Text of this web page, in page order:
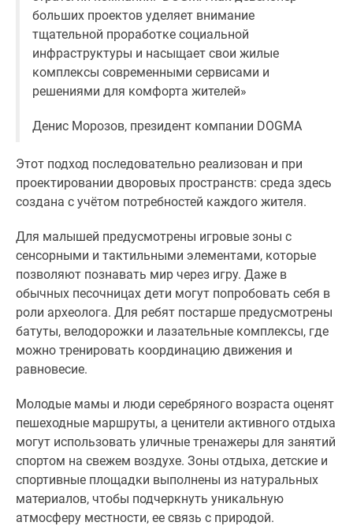
более
Готовые
новостройки
комнатные
ипотека
Новостройки
Санкт-
Петербурга
Видеообзор
новостроек
Семейная
ипотека
рынка
Панорамы
новостроек
комнатные
Субсидированная
застройщиком
Мнение
эксперта
Студии
Ипотечный
больших проектов уделяет внимание
тщательной проработке социальной
инфраструктуры и насыщает свои жилые
комплексы современными сервисами и
решениями для комфорта жителей»
Денис Морозов, президент компании DOGMA
Этот подход последовательно реализован и при
проектировании дворовых пространств: среда здесь
создана с учётом потребностей каждого жителя.
Для малышей предусмотрены игровые зоны с
сенсорными и тактильными элементами, которые
позволяют познавать мир через игру. Даже в
обычных песочницах дети могут попробовать себя в
роли археолога. Для ребят постарше предусмотрены
батуты, велодорожки и лазательные комплексы, где
можно тренировать координацию движения и
равновесие.
Молодые мамы и люди серебряного возраста оценят
пешеходные маршруты, а ценители активного отдыха
могут использовать уличные тренажеры для занятий
спортом на свежем воздухе. Зоны отдыха, детские и
спортивные площадки выполнены из натуральных
материалов, чтобы подчеркнуть уникальную
атмосферу местности, ее связь с природой.